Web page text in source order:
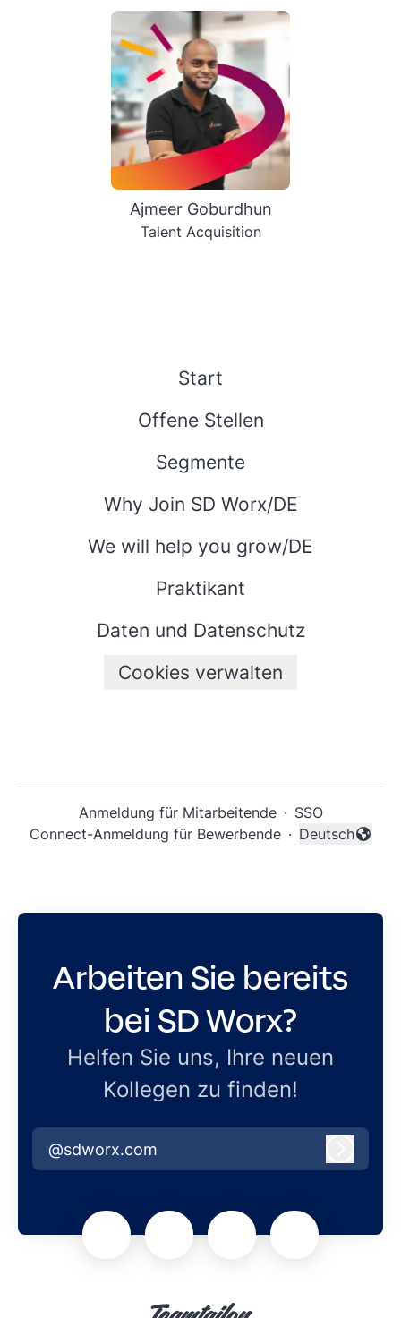
Ajmeer Goburdhun
Talent Acquisition
Start
Offene Stellen
Segmente
Why Join SD Worx/DE
We will help you grow/DE
Praktikant
Daten und Datenschutz
Cookies verwalten
Anmeldung für Mitarbeitende · SSO
Connect-Anmeldung für Bewerbende ·
Sprache
Deutsch
Arbeiten Sie bereits
bei SD Worx?
Helfen Sie uns, Ihre neuen
Kollegen zu finden!
@sdworx.com